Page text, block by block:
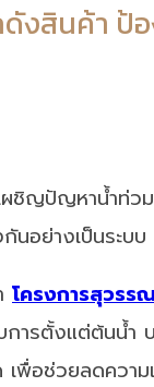
งสินค้า ป้
เผชิญปัญหาน้ำ
อย่างเป็นระบ
โครงการสุวรร
การตั้งแต่ต้นน้ำ
อช่วยลดความ